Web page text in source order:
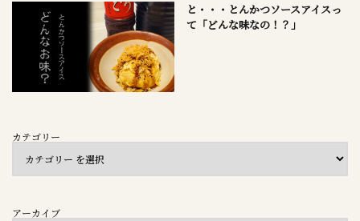
と・・・とんかつソースアイスっ
て「どんな味なの！？」
カテゴリー
アーカイブ